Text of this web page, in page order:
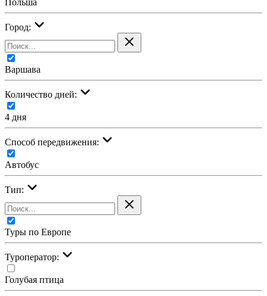
Город:
Варшава
Количество дней:
4 дня
Cпособ передвижения:
Автобус
Тип:
Туры по Европе
Туроператор:
Голубая птица